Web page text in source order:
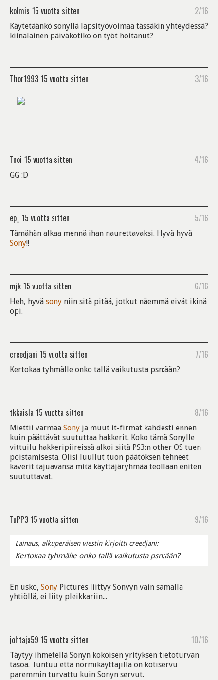
kolmis 15 vuotta sitten 2/16
Käytetäänkö sonyllä lapsityövoimaa tässäkin yhteydessä?
kiinalainen päiväkotiko on työt hoitanut?
Thor1993 15 vuotta sitten 3/16
Tnoi 15 vuotta sitten 4/16
GG :D
ep_ 15 vuotta sitten 5/16
Tämähän alkaa mennä ihan naurettavaksi. Hyvä hyvä
Sony!!
mjk 15 vuotta sitten 6/16
Heh, hyvä sony niin sitä pitää, jotkut näemmä eivät ikinä
opi.
creedjani 15 vuotta sitten 7/16
Kertokaa tyhmälle onko tallä vaikutusta psn:ään?
tkkaisla 15 vuotta sitten 8/16
Miettii varmaa Sony ja muut it-firmat kahdesti ennen
kuin päättävät suututtaa hakkerit. Koko tämä Sonylle
vittuilu hakkeripiireissä alkoi siitä PS3:n other OS tuen
poistamisesta. Olisi luullut tuon päätöksen tehneet
kaverit tajuavansa mitä käyttäjäryhmää teollaan eniten
suututtavat.
TuPP3 15 vuotta sitten 9/16
Lainaus, alkuperäisen viestin kirjoitti creedjani:
Kertokaa tyhmälle onko tallä vaikutusta psn:ään?
En usko, Sony Pictures liittyy Sonyyn vain samalla
yhtiöllä, ei liity pleikkariin...
johtaja59 15 vuotta sitten 10/16
Täytyy ihmetellä Sonyn kokoisen yrityksen tietoturvan
tasoa. Tuntuu että normikäyttäjillä on kotiservu
paremmin turvattu kuin Sonyn servut.